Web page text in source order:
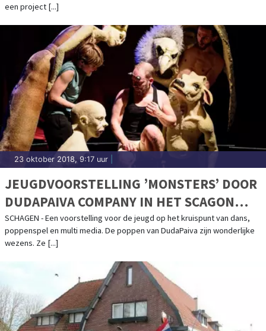
een project [...]
23 oktober 2018, 9:17 uur
JEUGDVOORSTELLING ’MONSTERS’ DOOR
DUDAPAIVA COMPANY IN HET SCAGON
THEATER
SCHAGEN - Een voorstelling voor de jeugd op het kruispunt van dans,
poppenspel en multi media. De poppen van DudaPaiva zijn wonderlijke
wezens. Ze [...]